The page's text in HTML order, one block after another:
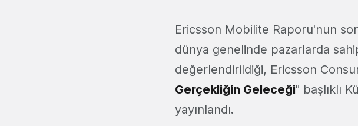
Ericsson Mobilite Raporu'nun
dünya genelinde pazarlarda
değerlendirildiği, Ericsson
Gerçekliğin Geleceği" başlıklı
yayınlandı.